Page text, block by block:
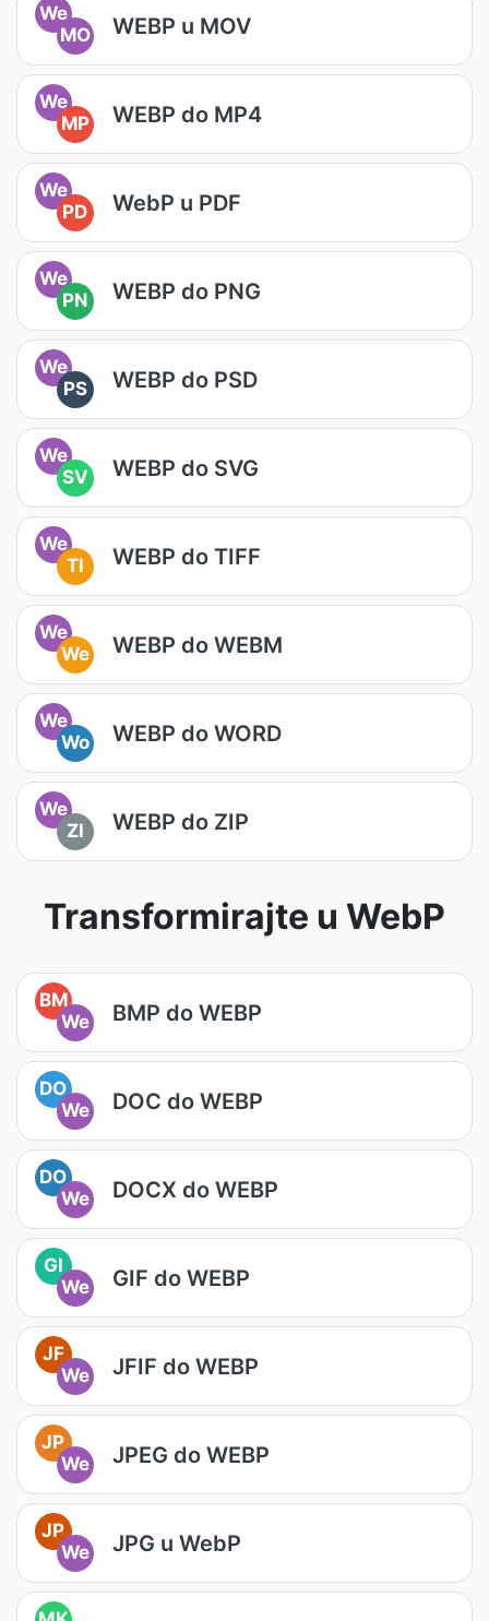
We
MO
WEBP u MOV
We
MP
WEBP do MP4
We
PD
WebP u PDF
We
PN
WEBP do PNG
We
PS
WEBP do PSD
We
SV
WEBP do SVG
We
TI
WEBP do TIFF
We
We
WEBP do WEBM
We
Wo
WEBP do WORD
We
ZI
WEBP do ZIP
Transformirajte u WebP
BM
We
BMP do WEBP
DO
We
DOC do WEBP
DO
We
DOCX do WEBP
GI
We
GIF do WEBP
JF
We
JFIF do WEBP
JP
We
JPEG do WEBP
JP
We
JPG u WebP